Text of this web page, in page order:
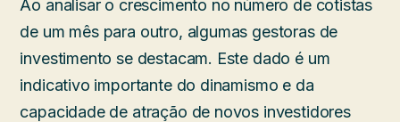
Ao analisar o crescimento no número de cotistas
de um mês para outro, algumas gestoras de
investimento se destacam. Este dado é um
indicativo importante do dinamismo e da
capacidade de atração de novos investidores